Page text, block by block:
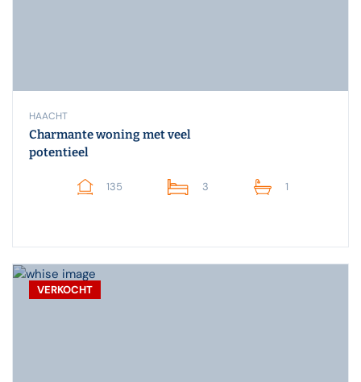
HAACHT
Charmante woning met veel
potentieel
135 3 1
VERKOCHT